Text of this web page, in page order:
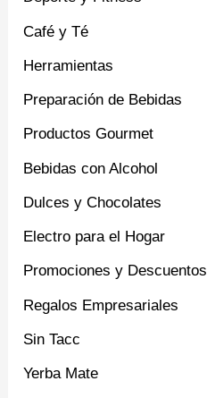
Café y Té
Herramientas
Preparación de Bebidas
Productos Gourmet
Bebidas con Alcohol
Dulces y Chocolates
Electro para el Hogar
Promociones y Descuentos
Regalos Empresariales
Sin Tacc
Yerba Mate